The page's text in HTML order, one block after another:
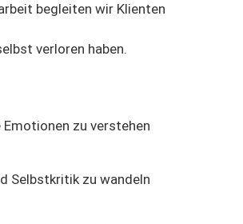
begleiten wir Klienten
verloren haben.
zu verstehen
Selbstkritik zu wandeln